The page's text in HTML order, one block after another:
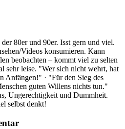
80er und 90er. Isst gern und viel.
Videos konsumieren. Kann
beobachten – kommt viel zu selten
sehr leise. "Wer sich nicht wehrt, hat
Anfängen!" · "Für den Sieg des
guten Willens nichts tun."
Ungerechtigkeit und Dummheit.
selbst denkt!